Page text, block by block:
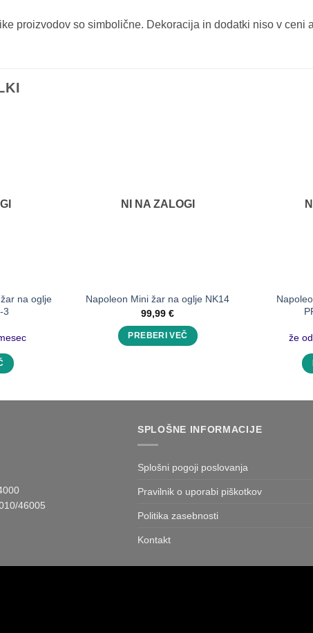
proizvodov so simbolične. Dekoracija in dodatki niso v ceni
na oglje
3
NI NA ZALOGI
Napoleon Mini žar na oglje NK14
99,99€
PREBERI VEČ
že od
46005
SPLOŠNE INFORMACIJE
Splošni pogoji poslovanja
Pravilnik o uporabi piškotkov
Politika zasebnosti
Kontakt